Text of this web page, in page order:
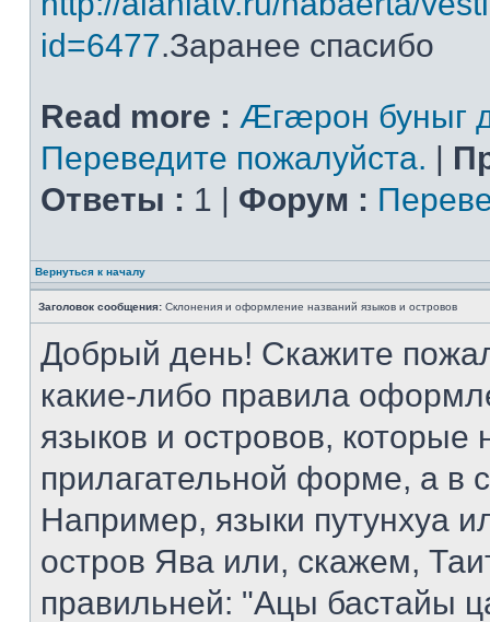
id=6477.Заранее спасибо
Read more : Æгæрон буныг
Переведите пожалуйста. |
Ответы : 1 | Форум :
Вернуться к началу
Заголовок сообщения: Склонения и оформление названий языков и островов
Добрый день! Скажите
какие-либо правила
языков и островов, которые
прилагательной форме, а в
Например, языки путунхуа
остров Ява или, скажем,
правильней: "Ацы бастайы